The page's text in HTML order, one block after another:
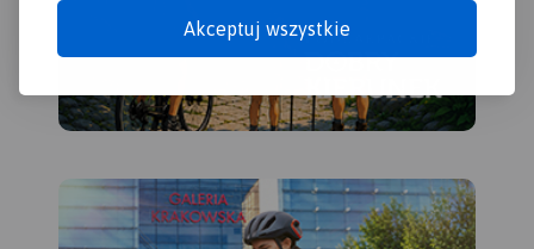
Akceptuj wszystkie